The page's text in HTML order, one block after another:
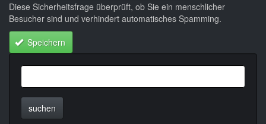
Diese Sicherheitsfrage überprüft, ob Sie ein menschlicher
Besucher sind und verhindert automatisches Spamming.
Speichern
suchen